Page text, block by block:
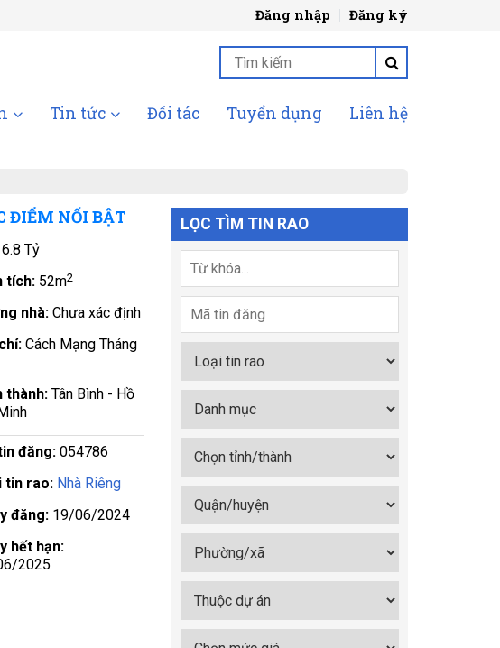
Đăng nhập Đăng ký
Tin tức Đối tác Tuyển dụng Liên hệ
ĐIỂM NỔI BẬT
6.8 Tỷ
tích: 52m2
nhà:Chưa xác định
Cách Mạng Tháng
thành:Tân Bình - Hồ
đăng:054786
tin rao: Nhà Riêng
đăng: 19/06/2024
hết hạn:
2025
LỌC TÌM TIN RAO